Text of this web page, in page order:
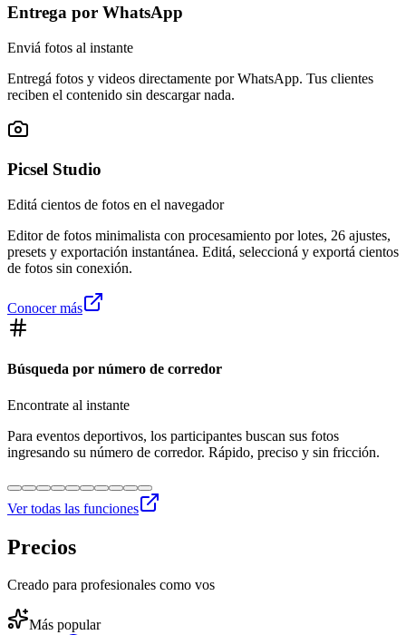
Entrega por WhatsApp
Enviá fotos al instante
Entregá fotos y videos directamente por WhatsApp. Tus clientes
reciben el contenido sin descargar nada.
Picsel Studio
Editá cientos de fotos en el navegador
Editor de fotos minimalista con procesamiento por lotes, 26 ajustes,
presets y exportación instantánea. Editá, seleccioná y exportá cientos
de fotos sin conexión.
Conocer más
Búsqueda por número de corredor
Encontrate al instante
Para eventos deportivos, los participantes buscan sus fotos
ingresando su número de corredor. Rápido, preciso y sin fricción.
Ver todas las funciones
Precios
Creado para profesionales como vos
Más popular